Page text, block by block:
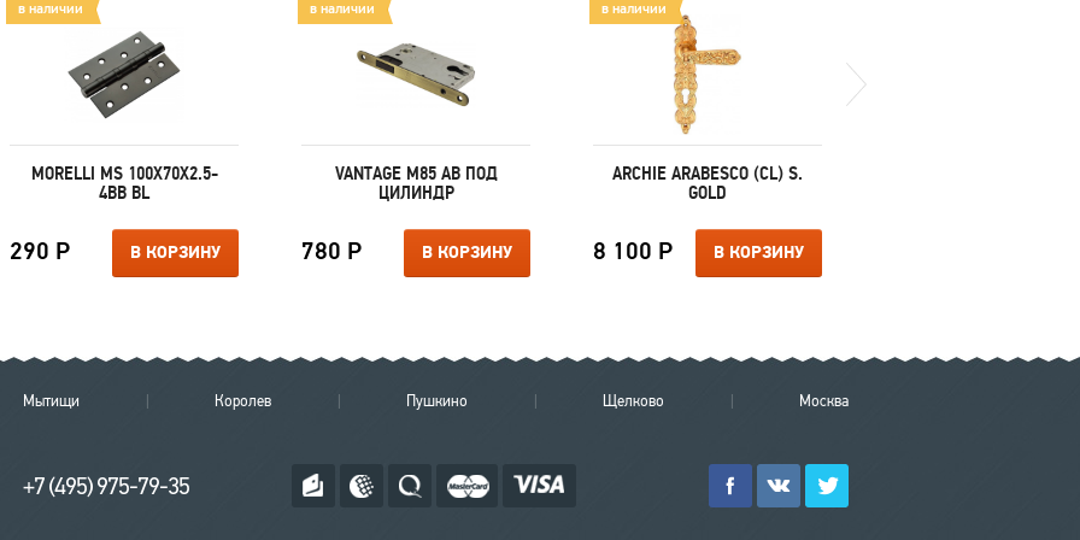
в наличии
MORELLI MS 100X70X2.5-
4BB BL
290 Р В КОРЗИНУ
в наличии
VANTAGE M85 AB ПОД
ЦИЛИНДР
780 Р В КОРЗИНУ
в наличии
ARCHIE ARABESCO (CL) S.
GOLD
8 100 Р В КОРЗИНУ
Мытищи Королев Пушкино Щелково Москва
+7 (495) 975-79-35